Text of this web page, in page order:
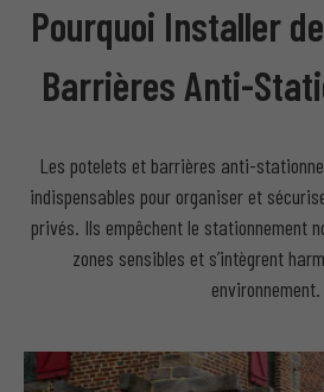
Pourquoi Installer
Barrières Anti-
Les potelets et barrières anti-
indispensables pour organiser et
privés. Ils empêchent le stationnement
zones sensibles et s’intègrent
environnement.